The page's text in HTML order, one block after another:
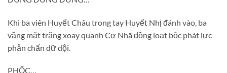
Khi ba viên Huyết Châu trong tay Huyết Nhị đánh vào, ba
vầng mặt trăng xoay quanh Cơ Nhã đồng loạt bộc phát lực
phản chấn dữ dội.
PHỐC…